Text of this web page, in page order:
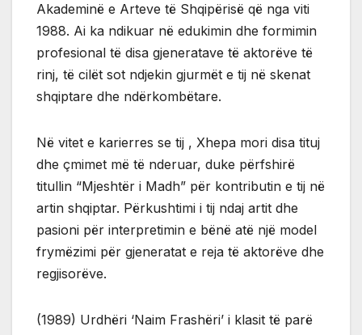
Akademinë e Arteve të Shqipërisë që nga viti
1988. Ai ka ndikuar në edukimin dhe formimin
profesional të disa gjeneratave të aktorëve të
rinj, të cilët sot ndjekin gjurmët e tij në skenat
shqiptare dhe ndërkombëtare.
Në vitet e karierres se tij , Xhepa mori disa tituj
dhe çmimet më të nderuar, duke përfshirë
titullin “Mjeshtër i Madh” për kontributin e tij në
artin shqiptar. Përkushtimi i tij ndaj artit dhe
pasioni për interpretimin e bënë atë një model
frymëzimi për gjeneratat e reja të aktorëve dhe
regjisorëve.
(1989) Urdhëri ‘Naim Frashëri’ i klasit të parë